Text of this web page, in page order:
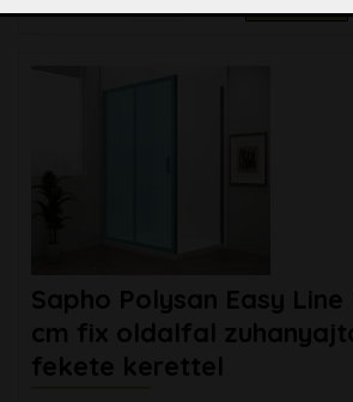
Sapho Polysan Easy
cm fix oldalfal
fekete kerettel